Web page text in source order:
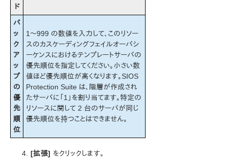
リカバリキットのインストール
キットの削除
SIOS Protection Suite とともに SQL Server をイ
ンストールおよび設定する
インストール – 共有ストレージシステム
ターゲットシステムで管理者ではないローカルシス
テムアカウントを使用する
インストール – 複製ストレージシステム
拡張構成の追加のセットアップ作業
SQL 階層の作成
SQL 階層の削除
ド
バ
ッ
ク
ア
ッ
プ
の
優
先
順
位
1～999 の数値を入力して、このリソー
スのカスケーディングフェイルオーバシ
ーケンスにおけるテンプレートサーバの
優先順位を指定してください。小さい数
値ほど優先順位が高くなります。SIOS
Protection Suite は、階層が作成され
たサーバに「1」を割り当てます。特定の
リソースに関して 2 台のサーバが同じ
優先順位を持つことはできません。
[拡張] をクリックします。